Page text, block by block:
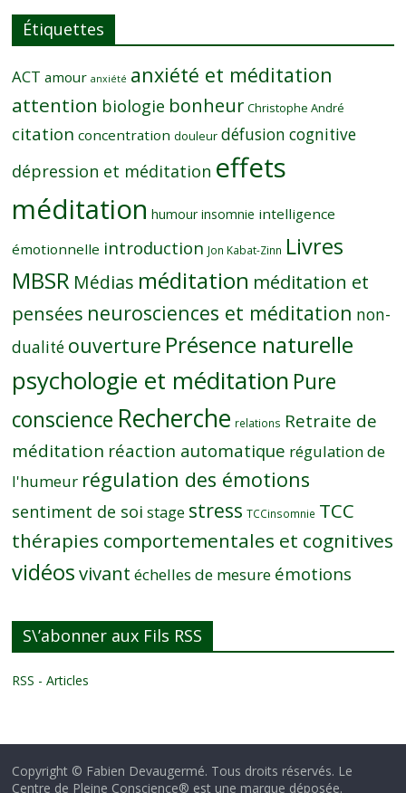
Étiquettes
ACT amour anxiété anxiété et méditation
attention biologie bonheur Christophe André
citation concentration douleur défusion cognitive
dépression et méditation effets
méditation humour insomnie intelligence
émotionnelle introduction Jon Kabat-Zinn Livres
MBSR Médias méditation méditation et
pensées neurosciences et méditation non-
dualité ouverture Présence naturelle
psychologie et méditation Pure
conscience Recherche relations Retraite de
méditation réaction automatique régulation de
l'humeur régulation des émotions
sentiment de soi stage stress TCCinsomnie TCC
thérapies comportementales et cognitives
vidéosvivant échelles de mesure émotions
S\’abonner aux Fils RSS
RSS - Articles
Copyright © Fabien Devaugermé. Tous droits réservés. Le
Centre de Pleine Conscience® est une marque déposée.